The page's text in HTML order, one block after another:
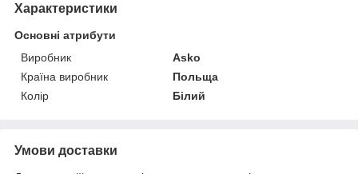
Характеристики
Основні атрибути
Виробник
Asko
Країна виробник
Польща
Колір
Білий
Умови доставки